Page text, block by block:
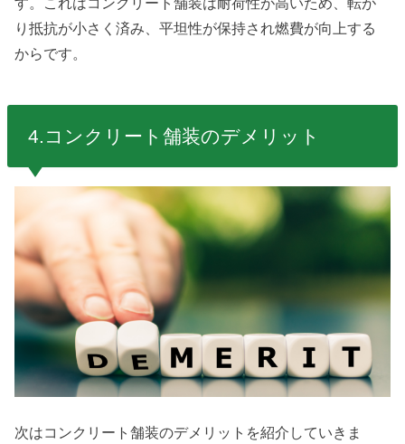
り抵抗が小さく済み、平坦性が保持され燃費が向上する
からです。
4.コンクリート舗装のデメリット
次はコンクリート舗装のデメリットを紹介していきま